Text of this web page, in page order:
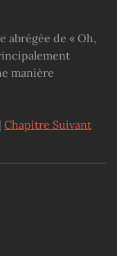
abrégée de « Oh,
manière
| Chapitre Suivant